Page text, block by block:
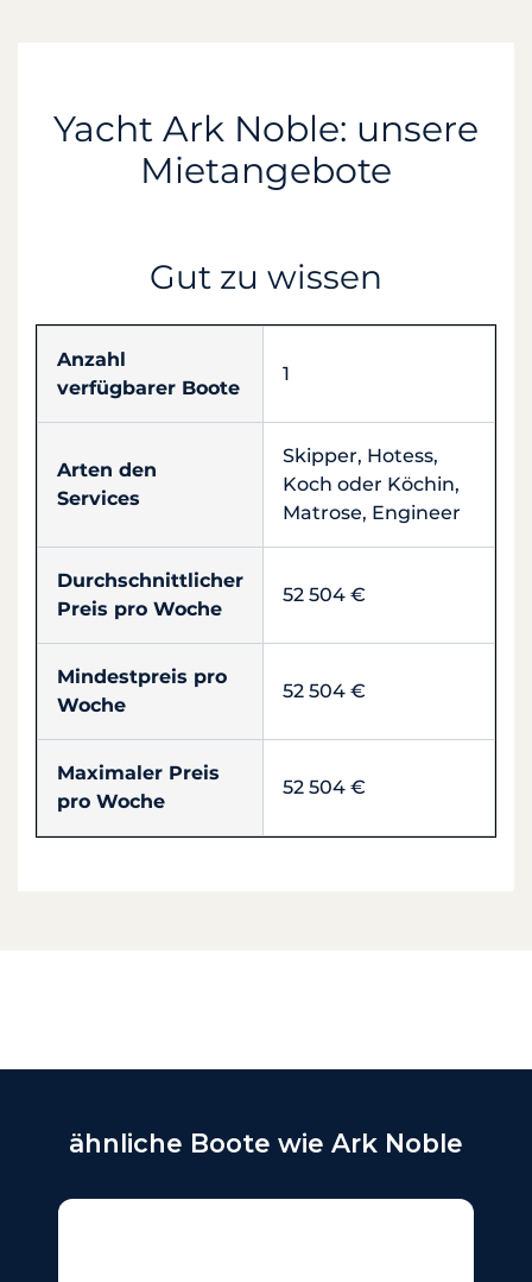
Yacht Ark Noble: unsere
Mietangebote
Gut zu wissen
Anzahl
verfügbarer Boote
1
Arten den
Services
Skipper, Hotess,
Koch oder Köchin,
Matrose, Engineer
Durchschnittlicher
Preis pro Woche
52 504 €
Mindestpreis pro
Woche
52 504 €
Maximaler Preis
pro Woche
52 504 €
ähnliche Boote wie Ark Noble